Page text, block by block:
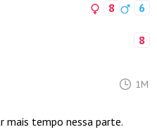
8 6
8
1M
mais tempo nessa parte.